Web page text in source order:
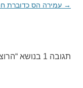
ניווט
→ עמירה הס כדוברת
תגובה 1 בנושא “